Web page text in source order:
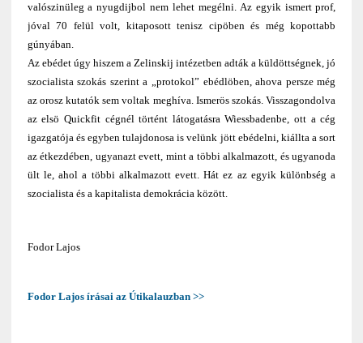
valószinüleg a nyugdijbol nem lehet megélni. Az egyik ismert prof,
jóval 70 felül volt, kitaposott tenisz cipöben és még kopottabb
gúnyában.
Az ebédet úgy hiszem a Zelinskij intézetben adták a küldöttségnek, jó
szocialista szokás szerint a „protokol” ebédlöben, ahova persze még
az orosz kutatók sem voltak meghíva. Ismerös szokás. Visszagondolva
az elsö Quickfit cégnél történt látogatásra Wiessbadenbe, ott a cég
igazgatója és egyben tulajdonosa is velünk jött ebédelni, kiállta a sort
az étkezdében, ugyanazt evett, mint a többi alkalmazott, és ugyanoda
ült le, ahol a többi alkalmazott evett. Hát ez az egyik különbség a
szocialista és a kapitalista demokrácia között.
Fodor Lajos
Fodor Lajos írásai az Útikalauzban >>